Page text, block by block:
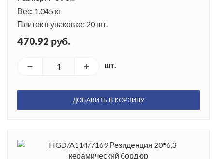
Вес: 1.045 кг
Плиток в упаковке: 20 шт.
470.92 руб.
шт.
ДОБАВИТЬ В КОРЗИНУ